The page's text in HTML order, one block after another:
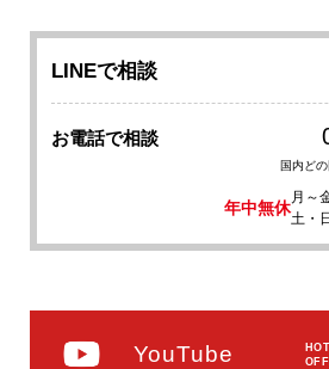
LINEで相談
お電話で相談
国内ど
年中無休
月～
土・日
YouTube